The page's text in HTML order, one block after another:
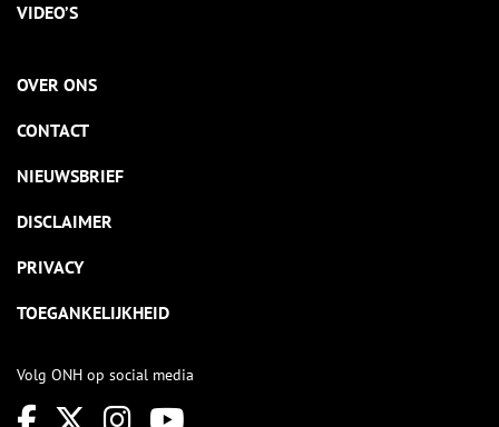
VIDEO’S
OVER ONS
CONTACT
NIEUWSBRIEF
DISCLAIMER
PRIVACY
TOEGANKELIJKHEID
Volg ONH op social media